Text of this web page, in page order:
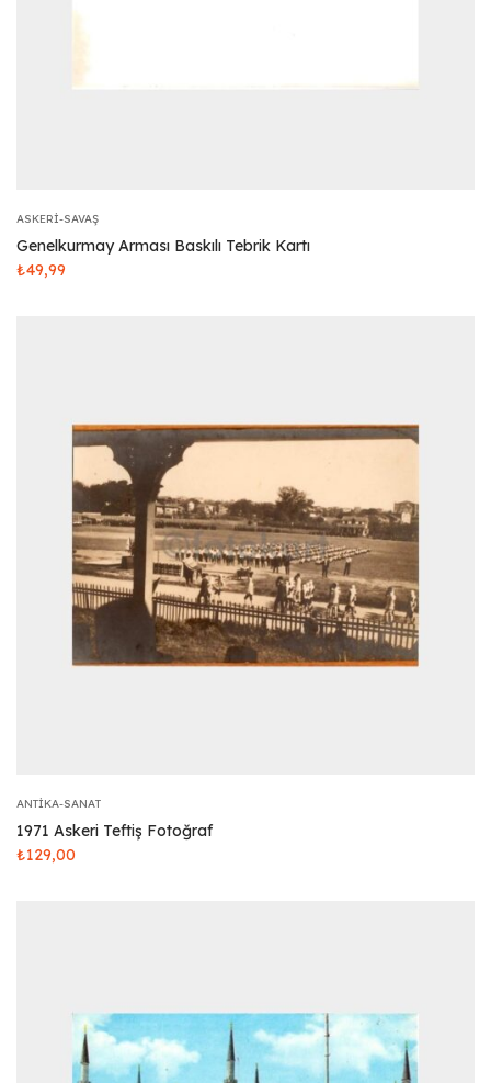
ASKERI-SAVAŞ
Genelkurmay Arması Baskılı Tebrik Kartı
₺49,99
ANTIKA-SANAT
1971 Askeri Teftiş Fotoğraf
₺129,00